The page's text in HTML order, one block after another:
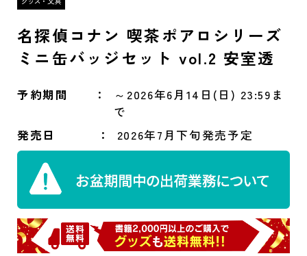
名探偵コナン 喫茶ポアロシリーズ
ミニ缶バッジセット vol.2 安室透
予約期間
～2026年6月14日(日) 23:59ま
で
発売日
2026年7月下旬発売予定